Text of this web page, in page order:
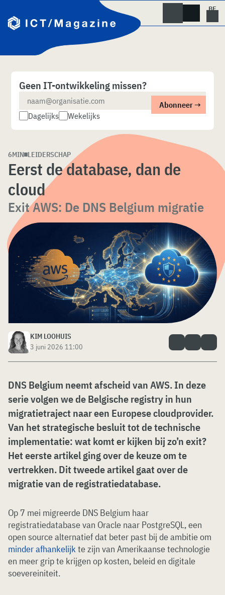
naar
content
Geen IT-ontwikkeling missen?
Dagelijks Wekelijks
6MIN LEIDERSCHAP
Eerst de database, dan de
cloud
Exit AWS: De DNS Belgium migratie
KIM LOOHUIS
3 juni 2026 11:00
DNS Belgium neemt afscheid van AWS. In deze
serie volgen we de Belgische registry in hun
migratietraject naar een Europese cloudprovider.
Van het strategische besluit tot de technische
implementatie: wat komt er kijken bij zo’n exit?
Het eerste artikel ging over de keuze om te
vertrekken. Dit tweede artikel gaat over de
migratie van de registratiedatabase.
Op 7 mei migreerde DNS Belgium haar
registratiedatabase van Oracle naar PostgreSQL, een
open source alternatief dat beter past bij de ambitie om
minder afhankelijk te zijn van Amerikaanse technologie
en meer grip te krijgen op kosten, beleid en digitale
soevereiniteit.